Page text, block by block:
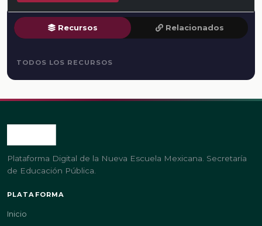
Recursos Relacionados
TODOS LOS RECURSOS
Plataforma Digital de la Nueva Escuela Mexicana. Secretaría
de Educación Pública.
PLATAFORMA
Inicio